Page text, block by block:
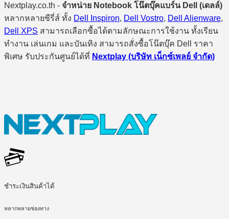
Nextplay.co.th - จำหน่าย Notebook โน๊ตบุ๊คแบร์น Dell (เดลล์)
หลากหลายซีรี่ส์ ทั้ง Dell Inspiron, Dell Vostro, Dell Alienware,
Dell XPS สามารถเลือกซื้อได้ตามลักษณะการใช้งาน ทั้งเรียน
ทำงาน เล่นเกม และบันเทิง สามารถสั่งซื้อโน๊ตบุ๊ค Dell ราคา
พิเศษ รับประกันศูนย์ได้ที่ Nextplay (บริษัท เน็กซ์เพลย์ จำกัด)
ชำระเงินสินค้าได้
หลากหลายช่องทาง